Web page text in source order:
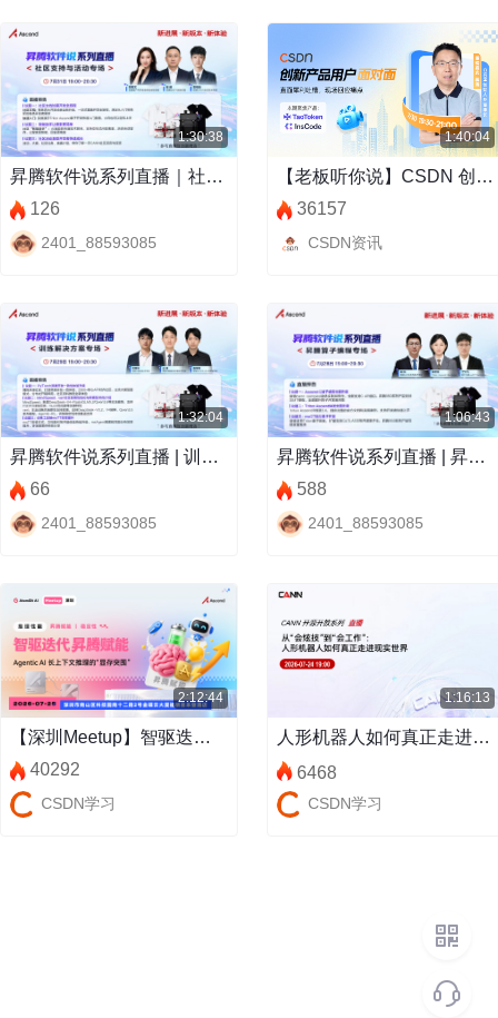
1:30:38
昇腾软件说系列直播｜社区支持与活动
126
2401_88593085
1:40:04
【老板听你说】CSDN 创新产品用户面对面
36157
CSDN资讯
1:32:04
昇腾软件说系列直播 | 训练解决方案专场
66
2401_88593085
1:06:43
昇腾软件说系列直播 | 昇腾算子编程专场
588
2401_88593085
2:12:44
【深圳Meetup】智驱迭代，昇腾赋能：Agentic AI长上下文推理的“显存突围”
40292
CSDN学习
1:16:13
人形机器人如何真正走进现实世界
6468
CSDN学习